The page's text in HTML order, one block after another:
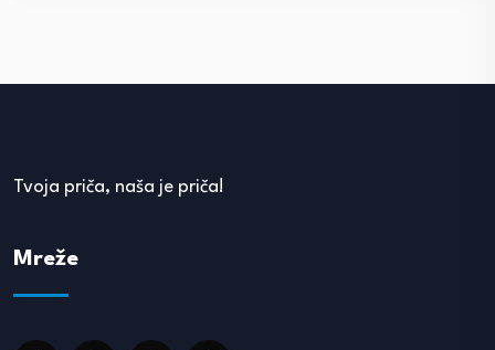
Tvoja priča, naša je priča!
Mreže